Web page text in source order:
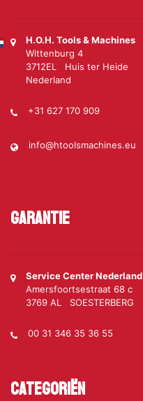
H.O.H. Tools & Machines
Wittenburg 4
3712EL Huis ter Heide
Nederland
+31 627 170 909
info@htoolsmachines.eu
Garantie
Service Center Nederland
Amersfoortsestraat 68 c
3769 AL SOESTERBERG
00 31 346 35 36 55
Categoriën